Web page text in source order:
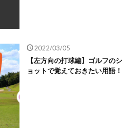
2022/03/05
【左方向の打球編】ゴルフのシ
ョットで覚えておきたい用語！